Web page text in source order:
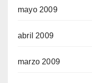
mayo 2009
abril 2009
marzo 2009